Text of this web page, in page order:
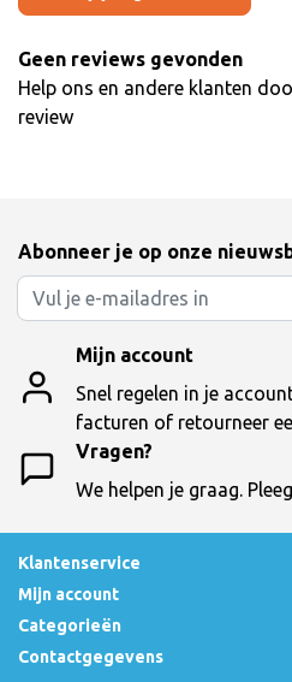
Geen reviews gevonden
Help ons en andere klanten
review
Abonneer je op onze
Mijn account
Snel regelen in je
facturen of retourneer
Vragen?
We helpen je graag.
Klantenservice
Mijn account
Categorieën
Contactgegevens